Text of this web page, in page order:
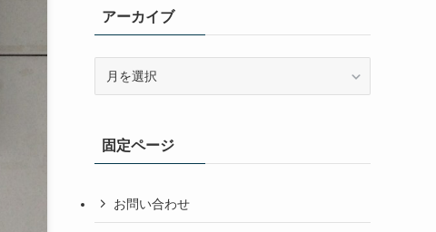
ーアーカイブ
ブ固定ページ
お問い合わせ